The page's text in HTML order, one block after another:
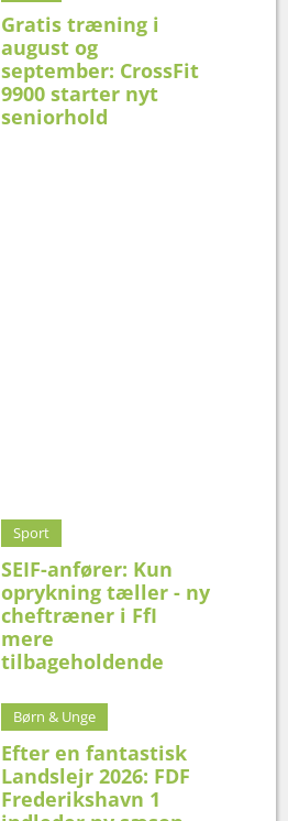
Gratis træning i
august og
september: CrossFit
9900 starter nyt
seniorhold
Sport
SEIF-anfører: Kun
oprykning tæller - ny
cheftræner i FfI
mere
tilbageholdende
Børn & Unge
Efter en fantastisk
Landslejr 2026: FDF
Frederikshavn 1